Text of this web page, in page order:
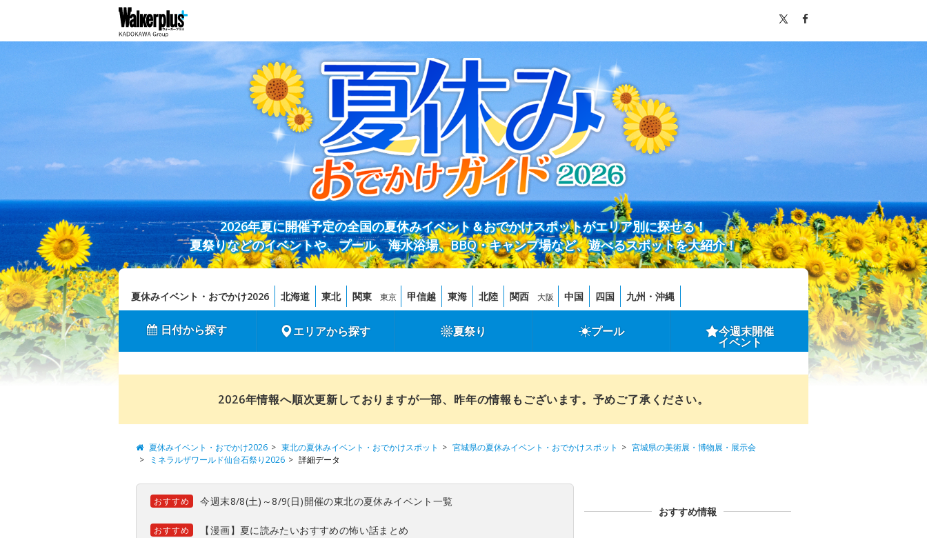
2026年夏に開催予定の全国の夏休みイベント＆おでかけスポットがエリア別に探せる！
夏祭りなどのイベントや、プール、海水浴場、BBQ・キャンプ場など、遊べるスポットを大紹介！
夏休みイベント・おでかけ2026 北海道 東北 関東 東京 甲信越 東海 北陸 関西 大阪 中国 四国 九州・沖縄
日付から探す エリアから探す 夏祭り プール 今週末開催
イベント
2026年情報へ順次更新しておりますが一部、昨年の情報もございます。予めご了承ください。
夏休みイベント・おでかけ2026 東北の夏休みイベント・おでかけスポット 宮城県の夏休みイベント・おでかけスポット
宮城県の美術展・博物展・展示会
ミネラルザワールド仙台石祭り2026
詳細データ
おすすめ 今週末8/8(土)～8/9(日)開催の東北の夏休みイベント一覧
おすすめ 【漫画】夏に読みたいおすすめの怖い話まとめ
おすすめ情報